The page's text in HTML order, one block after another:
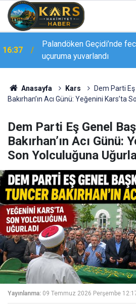
16:36
Ağrı’da 2026-2027 eğitim
sürüyor
Anasayfa Kars
Dem Parti
Bakırhan’ın Acı Günü: Yeğenini Kars’ta
Dem Parti Eş Genel
Bakırhan’ın Acı Günü:
Son Yolculuğuna
Yayınlanma: 09 Temmuz 2026 Perşembe